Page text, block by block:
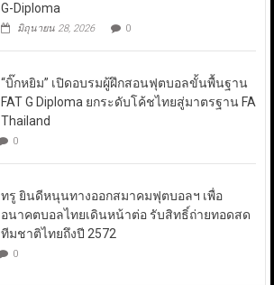
G-Diploma
มิถุนายน 28, 2026 0
“บิ๊กหยิม” เปิดอบรมผู้ฝึกสอนฟุตบอลขั้นพื้นฐาน
FAT G Diploma ยกระดับโค้ชไทยสู่มาตรฐาน FA
Thailand
0
ทรู ยินดีหนุนทางออกสมาคมฟุตบอลฯ เพื่อ
อนาคตบอลไทยเดินหน้าต่อ รับสิทธิ์ถ่ายทอดสด
ทีมชาติไทยถึงปี 2572
0